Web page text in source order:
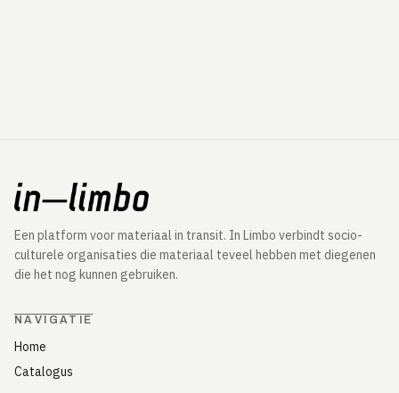
Een platform voor materiaal in transit. In Limbo verbindt socio-
culturele organisaties die materiaal teveel hebben met diegenen
die het nog kunnen gebruiken.
NAVIGATIE
Home
Catalogus